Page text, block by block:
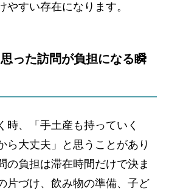
やすい存在になります。
った訪問が負担になる瞬
時、「手土産も持っていく
ら大丈夫」と思うことがあり
の負担は滞在時間だけで決ま
片づけ、飲み物の準備、子ど